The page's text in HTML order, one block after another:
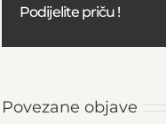
Podijelite priču !
Povezane objave